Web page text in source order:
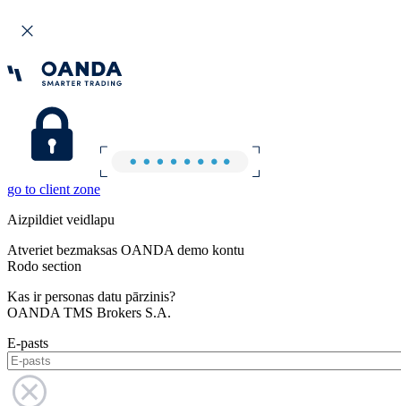
go to client zone
Aizpildiet veidlapu
Atveriet bezmaksas OANDA demo kontu
Rodo section
Kas ir personas datu pārzinis?
OANDA TMS Brokers S.A.
E-pasts